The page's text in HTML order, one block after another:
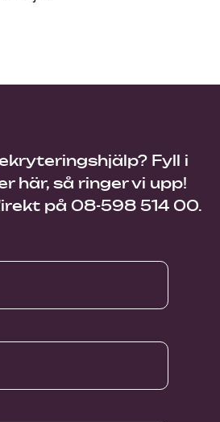
Fyll i
här, så ringer vi upp!
på 08-598 514 00.